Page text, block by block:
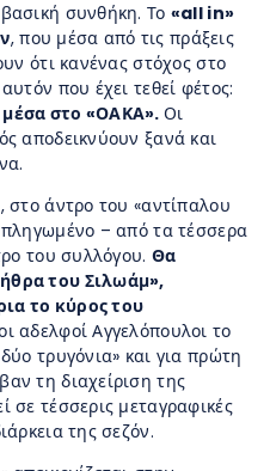
συνθήκη. Το «all in»
, που μέσα από τις πράξεις
ότι κανένας στόχος στο
που έχει τεθεί φέτος:
στο «ΟΑΚΑ».Οι
αποδεικνύουν ξανά και
στο άντρο του «αντίπαλου
– από τα τέσσερα
του συλλόγου. Θα
του Σιλωάμ»,
το κύρος του
αδελφοί Αγγελόπουλοι το
τρυγόνια» και για πρώτη
τη διαχείριση της
σε τέσσερις μεταγραφικές
της σεζόν.